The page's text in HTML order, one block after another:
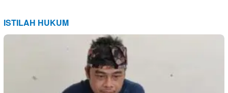
ISTILAH HUKUM